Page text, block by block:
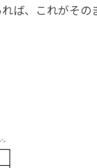
ば、これがその